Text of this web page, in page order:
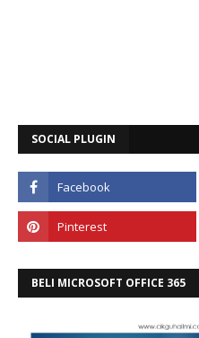
SOCIAL PLUGIN
BELI MICROSOFT OFFICE 365